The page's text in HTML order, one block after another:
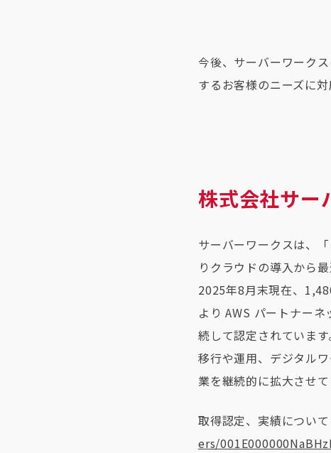
今後、サーバーワーク
するお客様のニーズに
株式会社サー
サーバーワークスは、
りクラウドの導入から
2025年8月末現在、
より AWS パートナー
続して認定されています
移行や運用、デジタル
業を継続的に拡大させて
取得認定、実績につい
ers/